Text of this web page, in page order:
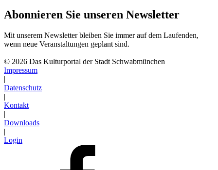
Abonnieren Sie unseren Newsletter
Mit unserem Newsletter bleiben Sie immer auf dem Laufenden,
wenn neue Veranstaltungen geplant sind.
© 2026 Das Kulturportal der Stadt Schwabmünchen
Impressum
|
Datenschutz
|
Kontakt
|
Downloads
|
Login